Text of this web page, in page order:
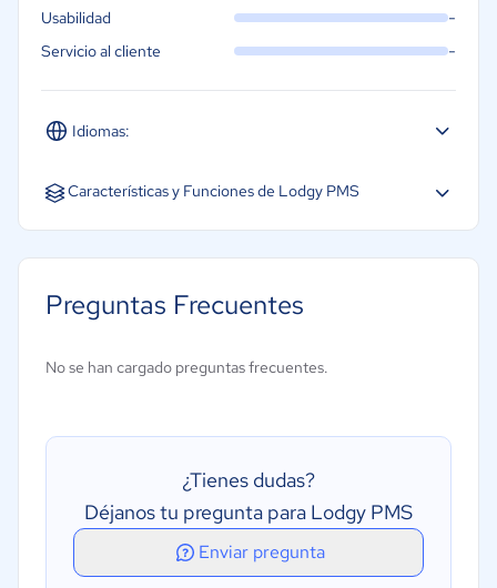
Idiomas:
Español
Usabilidad -
Servicio al cliente -
Características y Funciones de Lodgy PMS
Gestión del inventario
Finanzas y Pagos
Reserva en línea
Automatización de marketing
Preguntas Frecuentes
No se han cargado preguntas frecuentes.
¿Tienes dudas?
Déjanos tu pregunta para Lodgy PMS
Enviar pregunta